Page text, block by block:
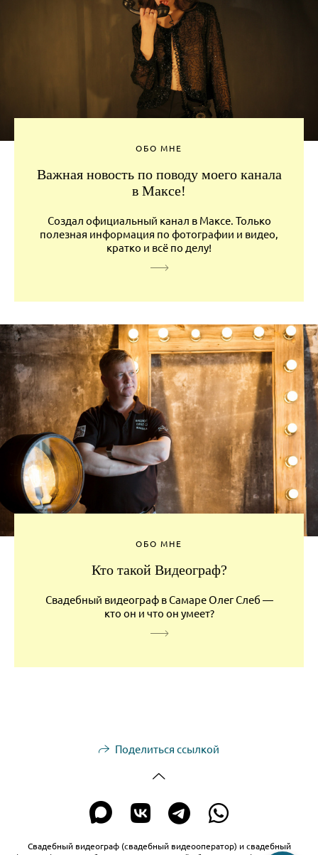
ОБО МНЕ
Важная новость по поводу моего канала
в Максе!
Создал официальный канал в Максе. Только
полезная информация по фотографии и видео,
кратко и всё по делу!
ОБО МНЕ
Кто такой Видеограф?
Свадебный видеограф в Самаре Олег Слеб —
кто он и что он умеет?
Поделиться ссылкой
Свадебный видеограф (свадебный видеооператор) и свадебный